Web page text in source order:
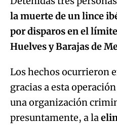
la muerte de un lince
por disparos en el
Huelves y Barajas de
Los hechos ocurrieron
gracias a esta
una organización
presuntamente, a la